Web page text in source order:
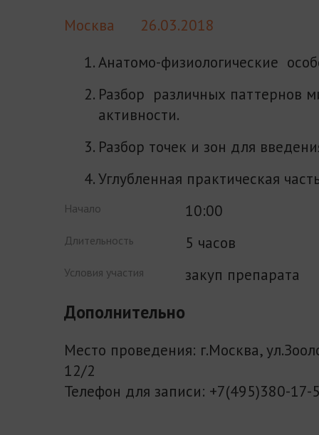
Москва
26.03.2018
Анатомо-физиологические
Разбор различных паттернов
активности.
Разбор точек и зон для
Углубленная практическая
Начало 10:00
Длительность 5 часов
Условия участия закуп препарата
Дополнительно
Место проведения: г.Москва,
12/2
Телефон для записи: +7(495)380-17-